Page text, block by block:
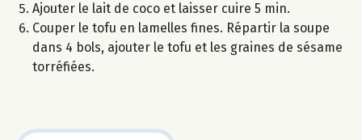
Ajouter le lait de coco et laisser cuire 5 min.
Couper le tofu en lamelles fines. Répartir la soupe
dans 4 bols, ajouter le tofu et les graines de sésame
torréfiées.